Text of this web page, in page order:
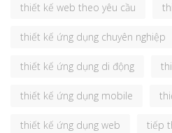
thiết kế web theo yêu cầu
thiết kế ứng dụng chuyên nghiệp
thiết kế ứng dụng di động
thiết kế ứng dụng mobile
thiết kế ứng dụng web tiếp